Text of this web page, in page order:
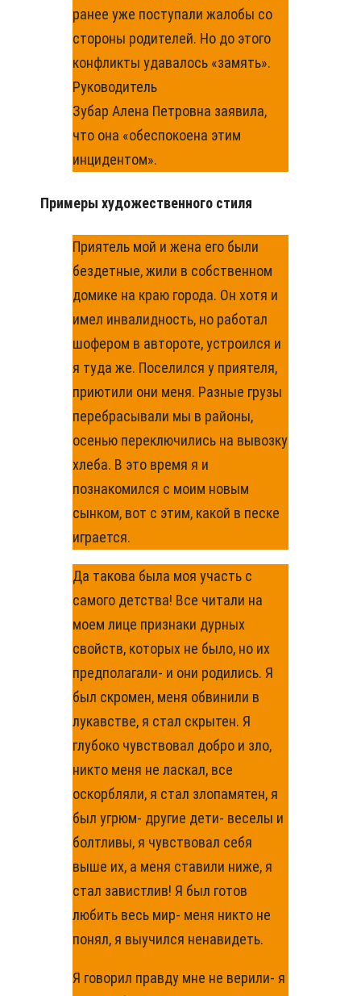
ранее уже поступали жалобы со
стороны родителей. Но до этого
конфликты удавалось «замять».
Руководитель
Зубар Алена Петровна заявила,
что она «обеспокоена этим
инцидентом».
Примеры художественного стиля
Приятель мой и жена его были
бездетные, жили в собственном
домике на краю города. Он хотя и
имел инвалидность, но работал
шофером в автороте, устроился и
я туда же. Поселился у приятеля,
приютили они меня. Разные грузы
перебрасывали мы в районы,
осенью переключились на вывозку
хлеба. В это время я и
познакомился с моим новым
сынком, вот с этим, какой в песке
играется.
Да такова была моя участь с
самого детства! Все читали на
моем лице признаки дурных
свойств, которых не было, но их
предполагали- и они родились. Я
был скромен, меня обвинили в
лукавстве, я стал скрытен. Я
глубоко чувствовал добро и зло,
никто меня не ласкал, все
оскорбляли, я стал злопамятен, я
был угрюм- другие дети- веселы и
болтливы, я чувствовал себя
выше их, а меня ставили ниже, я
стал завистлив! Я был готов
любить весь мир- меня никто не
понял, я выучился ненавидеть.
Я говорил правду мне не верили- я